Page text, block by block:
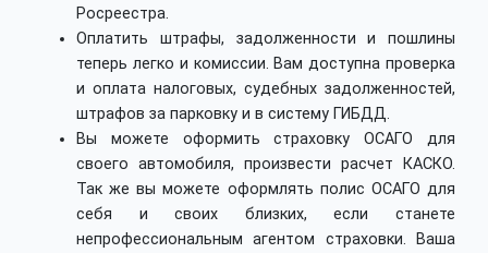
Росреестра.
Оплатить штрафы, задолженности и пошлины
теперь легко и комиссии. Вам доступна проверка
и оплата налоговых, судебных задолженностей,
штрафов за парковку и в систему ГИБДД.
Вы можете оформить страховку ОСАГО для
своего автомобиля, произвести расчет КАСКО.
Так же вы можете оформлять полис ОСАГО для
себя и своих близких, если станете
непрофессиональным агентом страховки. Ваша